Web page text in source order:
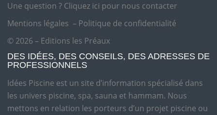
Une question ? Cliquez ici pour nous contacter
Mentions légales – Politique de confidentialité
© 2026 – Editions les Préaux
DES IDÉES, DES CONSEILS, DES ADRESSES DE
PROFESSIONNELS
Idées Piscine est un site d’information spécialisé dans
les univers piscine, spa, sauna et hammam. Nous
mettons en relation les porteurs d’un projet piscine ou